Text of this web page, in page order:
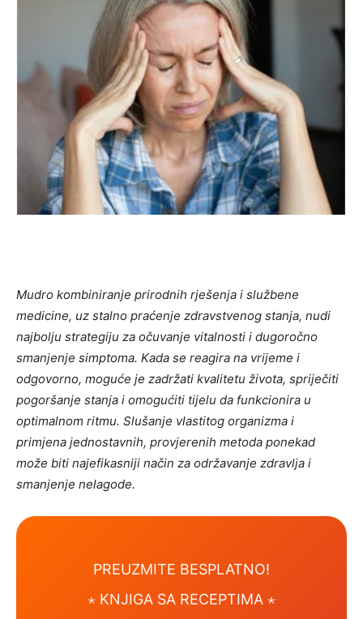
Mudro kombiniranje prirodnih rješenja i službene
medicine, uz stalno praćenje zdravstvenog stanja, nudi
najbolju strategiju za očuvanje vitalnosti i dugoročno
smanjenje simptoma. Kada se reagira na vrijeme i
odgovorno, moguće je zadržati kvalitetu života, spriječiti
pogoršanje stanja i omogućiti tijelu da funkcionira u
optimalnom ritmu. Slušanje vlastitog organizma i
primjena jednostavnih, provjerenih metoda ponekad
može biti najefikasniji način za održavanje zdravlja i
smanjenje nelagode.
PREUZMITE BESPLATNO!
⋆ KNJIGA SA RECEPTIMA ⋆